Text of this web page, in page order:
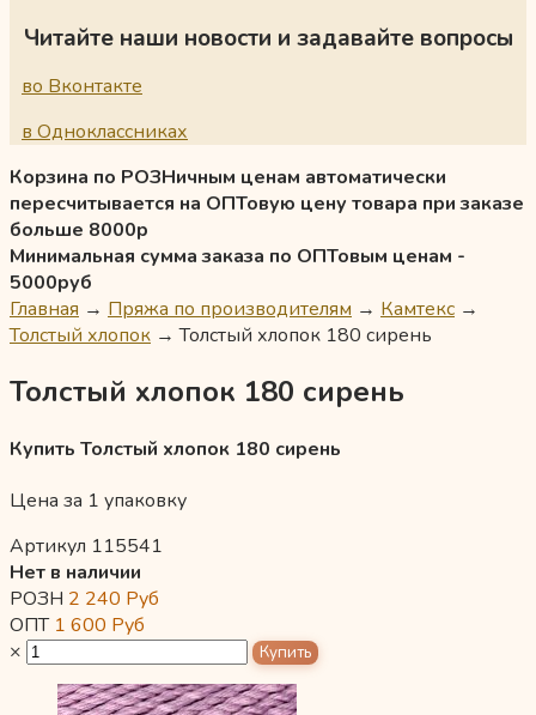
Читайте наши новости и задавайте вопросы
во Вконтакте
в Одноклассниках
Корзина по РОЗНичным ценам автоматически
пересчитывается на ОПТовую цену товара при заказе
больше 8000р
Минимальная сумма заказа по ОПТовым ценам -
5000руб
Главная → Пряжа по производителям → Камтекс →
Толстый хлопок → Толстый хлопок 180 сирень
Толстый хлопок 180 сирень
Купить Толстый хлопок 180 сирень
Цена за 1 упаковку
Артикул 115541
Нет в наличии
РОЗН 2 240 Руб
ОПТ 1 600 Руб
×